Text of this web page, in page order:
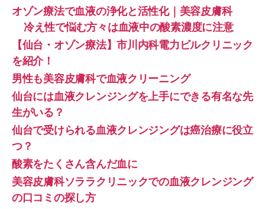
オゾン療法で血液の浄化と活性化｜美容皮膚科
冷え性で悩む方々は血液中の酸素濃度に注意
【仙台・オゾン療法】市川内科電力ビルクリニック
を紹介！
男性も美容皮膚科で血液クリーニング
仙台には血液クレンジングを上手にできる有名な先
生がいる？
仙台で受けられる血液クレンジングは癌治療に役立
つ？
酸素をたくさん含んだ血に
美容皮膚科ソララクリニックでの血液クレンジング
の口コミの探し方